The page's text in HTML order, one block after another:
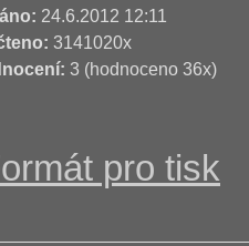
24.6.2012 12:11
3141020x
3 (hodnoceno 36x)
pro tisk